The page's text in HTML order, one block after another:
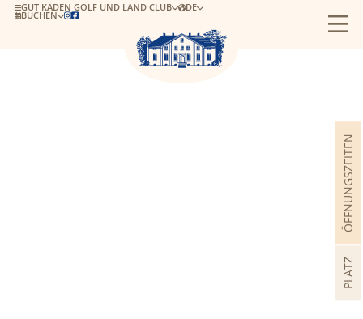
BUCHEN 
GUT KADEN GOLF UND LAND CLUB DE
PLATZ
ÖFFNUNGSZEITEN